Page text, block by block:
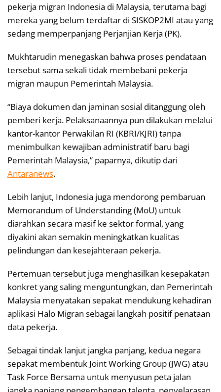
pekerja migran Indonesia di Malaysia, terutama bagi
mereka yang belum terdaftar di SISKOP2MI atau yang
sedang memperpanjang Perjanjian Kerja (PK).
Mukhtarudin menegaskan bahwa proses pendataan
tersebut sama sekali tidak membebani pekerja
migran maupun Pemerintah Malaysia.
“Biaya dokumen dan jaminan sosial ditanggung oleh
pemberi kerja. Pelaksanaannya pun dilakukan melalui
kantor-kantor Perwakilan RI (KBRI/KJRI) tanpa
menimbulkan kewajiban administratif baru bagi
Pemerintah Malaysia,” paparnya, dikutip dari
Antaranews.
Lebih lanjut, Indonesia juga mendorong pembaruan
Memorandum of Understanding (MoU) untuk
diarahkan secara masif ke sektor formal, yang
diyakini akan semakin meningkatkan kualitas
pelindungan dan kesejahteraan pekerja.
Pertemuan tersebut juga menghasilkan kesepakatan
konkret yang saling menguntungkan, dan Pemerintah
Malaysia menyatakan sepakat mendukung kehadiran
aplikasi Halo Migran sebagai langkah positif penataan
data pekerja.
Sebagai tindak lanjut jangka panjang, kedua negara
sepakat membentuk Joint Working Group (JWG) atau
Task Force Bersama untuk menyusun peta jalan